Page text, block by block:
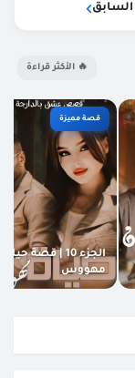
السابق
🔥 الأكثر قراءة
قصة مميزة
الجزء 10 | قصة حياة
مهووس